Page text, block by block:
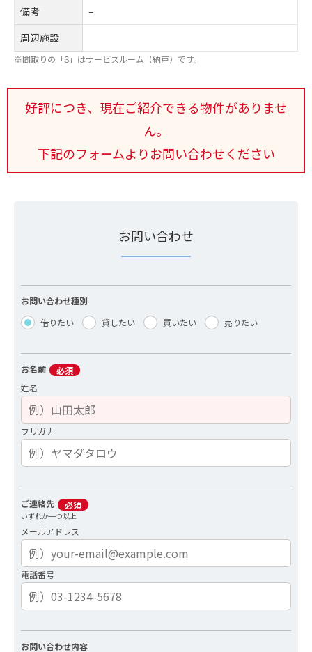
備考
–
周辺施設
※間取りの「S」はサービスルーム（納戸）です。
好評につき、現在ご紹介できる物件がありませ
ん。
下記のフォームよりお問い合わせください
お問い合わせ
お問い合わせ種別
借りたい
貸したい 買いたい 売りたい
お名前
必須
姓名
フリガナ
ご連絡先 必須
いずれか一つ以上
メールアドレス
電話番号
お問い合わせ内容